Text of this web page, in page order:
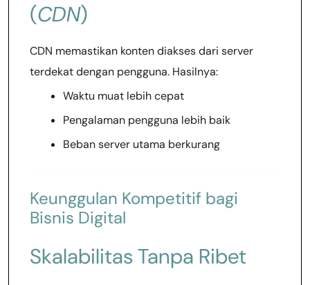
(CDN)
CDN memastikan konten diakses dari server
terdekat dengan pengguna. Hasilnya:
Waktu muat lebih cepat
Pengalaman pengguna lebih baik
Beban server utama berkurang
Keunggulan Kompetitif bagi
Bisnis Digital
Skalabilitas Tanpa Ribet